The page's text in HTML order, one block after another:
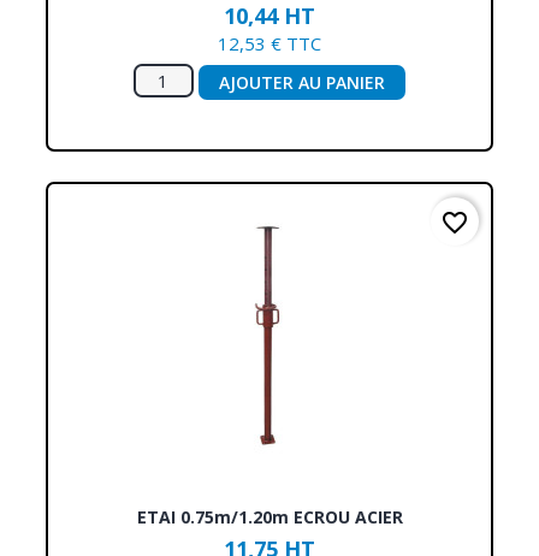
10,44 HT
12,53 € TTC
AJOUTER AU PANIER
ETAI 0.75m/1.20m ECROU ACIER
11,75 HT
favorite_border